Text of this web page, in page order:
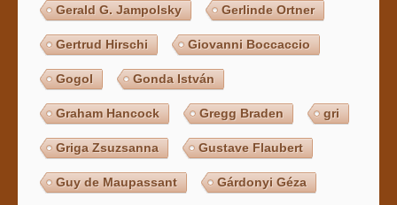
Gerald G. Jampolsky Gerlinde Ortner
Gertrud Hirschi Giovanni Boccaccio
Gogol Gonda István
Graham Hancock Gregg Braden gri
Griga Zsuzsanna Gustave Flaubert
Guy de Maupassant Gárdonyi Géza